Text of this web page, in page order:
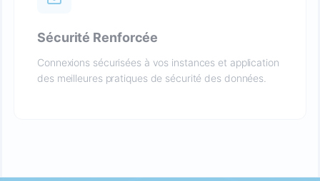
Sécurité Renforcée
Connexions sécurisées à vos instances et application
des meilleures pratiques de sécurité des données.